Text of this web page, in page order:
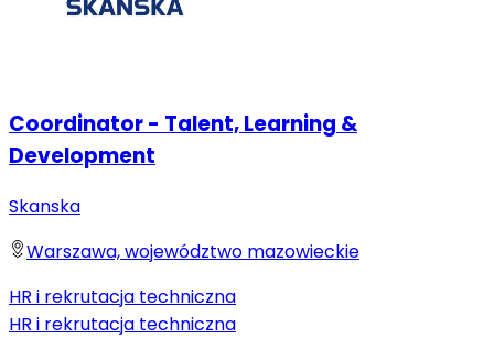
Coordinator - Talent, Learning &
Development
Skanska
Warszawa, województwo mazowieckie
HR i rekrutacja techniczna
HR i rekrutacja techniczna